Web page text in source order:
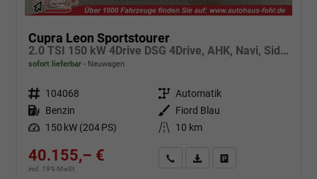
Cupra Leon Sportstourer
2.0 TSI 150 kW 4Drive DSG 4Drive, AHK, Navi, Side, Matrix, el. Klappe, 18-Zoll, 5 J.-Garantie
sofort lieferbar Neuwagen
Fahrzeugnr. 104068 Getriebe Automatik
Kraftstoff Benzin Außenfarbe
Fiord Blau
Leistung 150 kW (204 PS) Kilometerstand 10 km
40.155,– €
incl. 19% MwSt.
Angebot anfordern
Fahrzeugexpose (PDF)